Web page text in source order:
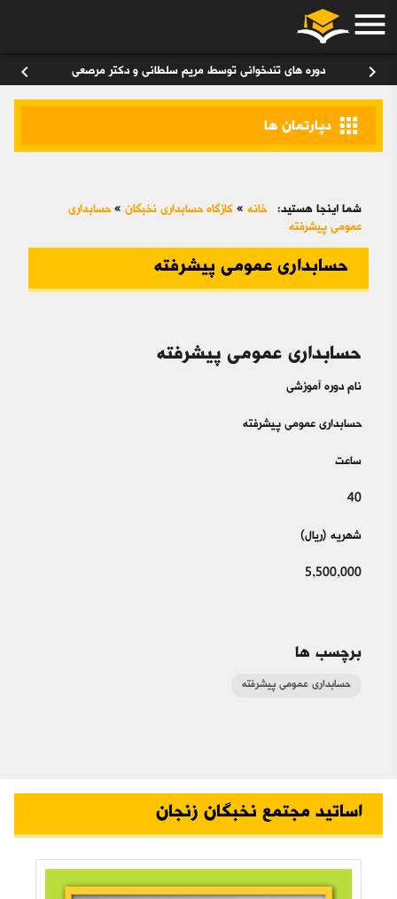
menu
chevron_right دوره های تندخوانی توسط مریم سلطانی و دکتر مرصعی chevron_left
apps دپارتمان ها
شما اینجا هستید: خانه » کازگاه حسابداری نخبگان »حسابداری
عمومی پیشرفته
حسابداری عمومی پیشرفته
حسابداری عمومی پیشرفته
نام دوره آموزشی
حسابداری عمومی پیشرفته
ساعت
40
شهریه (ریال)
5,500,000
برچسب ها
حسابداری عمومی پیشرفته
اساتید مجتمع نخبگان زنجان